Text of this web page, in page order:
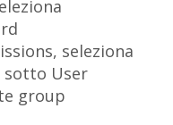
, seleziona
sotto User
group